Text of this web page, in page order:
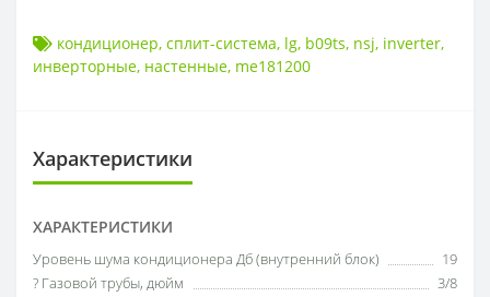
кондиционер, сплит-система, lg, b09ts, nsj, inverter,
инверторные, настенные, me181200
Характеристики
ХАРАКТЕРИСТИКИ
Уровень шума кондиционера Дб (внутренний блок)
19
? Газовой трубы, дюйм
3/8